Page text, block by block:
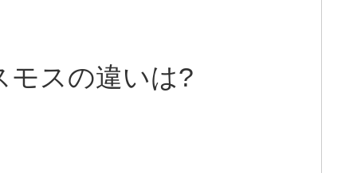
モスの違いは?